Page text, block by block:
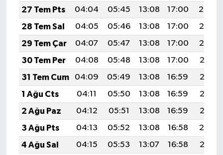
27 Tem Pts
04:04 05:45 13:08 17:00
20:20
28 Tem Sal
04:05 05:46 13:08 17:00
20:19
29 Tem Çar
04:07 05:47 13:08 17:00
20:19
30 Tem Per
04:08 05:48 13:08 17:00
20:18
31 Tem Cum
04:09 05:49 13:08 16:59
20:17
1 Ağu Cts
04:11 05:50 13:08 16:59
20:16
2 Ağu Paz
04:12 05:51 13:08 16:59
20:15
3 Ağu Pts
04:13 05:52 13:08 16:58
20:14
4 Ağu Sal
04:15 05:53 13:07 16:58
20:13